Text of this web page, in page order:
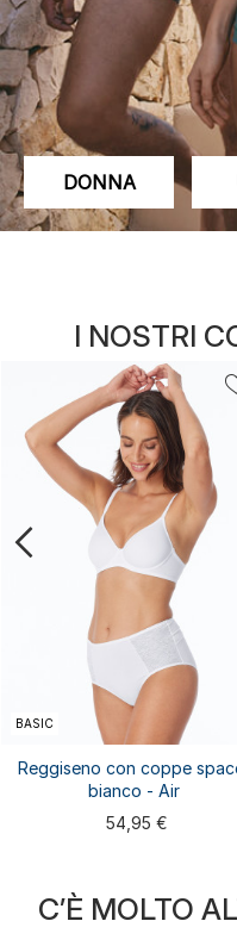
DONNA
I NOSTRI
BASIC
Reggiseno con coppe
bianco - Air
54,95 €
C’È MOLTO